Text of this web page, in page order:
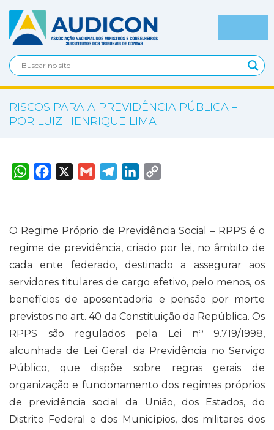
RISCOS PARA A PREVIDÊNCIA PÚBLICA –
POR LUIZ HENRIQUE LIMA
W
h
p
p
F
a
o
k
X
G
m
T
e
a
m
L
I
n
n
k
O Regime Próprio de Previdência Social – RPPS é o
regime de previdência, criado por lei, no âmbito de
cada ente federado, destinado a assegurar aos
servidores titulares de cargo efetivo, pelo menos, os
benefícios de aposentadoria e pensão por morte
previstos no art. 40 da Constituição da República. Os
RPPS são regulados pela Lei no9.719/1998,
alcunhada de Lei Geral da Previdência no Serviço
Público, que dispõe sobre regras gerais de
organização e funcionamento dos regimes próprios
de previdência social da União, dos Estados, do
Distrito Federal e dos Municípios, dos militares dos